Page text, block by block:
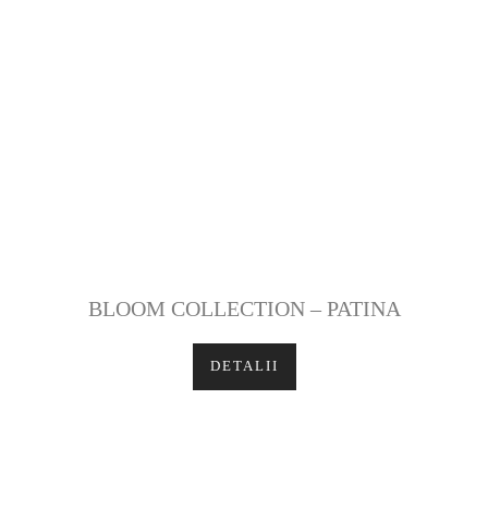
BLOOM COLLECTION – PATINA
DETALII